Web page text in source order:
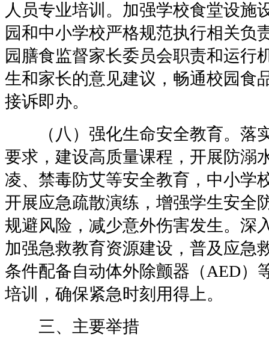
人员专业培训。加强学校食堂设施
园和中小学校严格规范执行相关负
园膳食监督家长委员会职责和运行
生和家长的意见建议，畅通校园食
接诉即办。
（八）强化生命安全教育。落
要求，建设高质量课程，开展防溺
凌、禁毒防艾等安全教育，中小学
开展应急疏散演练，增强学生安全
规避风险，减少意外伤害发生。深
加强急救教育资源建设，普及应急
条件配备自动体外除颤器（AED）
培训，确保紧急时刻用得上。
三、主要举措